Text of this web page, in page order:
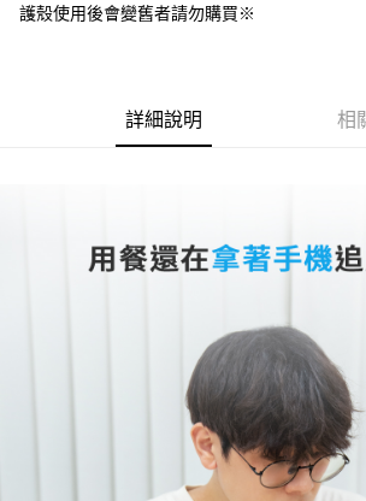
結帳頁面，進行簡訊認證並確認金額後，即可完成結
購買商品的店家。未經商家同意取消之訂單仍視為有
後付繳納相關費用。
【注意事項】
１．透過由恩沛科技股份有限公司提供之「AFTEE
２．關於個人資料處理事宜，請瀏覽以下網址：
https://aftee.tw/terms/#terms3
３．未成年的使用者請事先徵得法定代理人或監護人
「AFTEE先享後付」，若未經同意申辦者引起之損失
４．使用「AFTEE先享後付」時，將依據個別帳號
時審查核予不同之上限額度；若仍有額度不足之情形
請求用戶進行身份認證。
付款後全家取貨
每筆NT$60，滿NT$499(含以上)免運費
每筆NT$63，滿NT$499(含以上)免運費
護殼使用後會變舊者請勿購買※
詳細說明 相